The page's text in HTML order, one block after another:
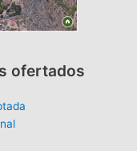
ofertados